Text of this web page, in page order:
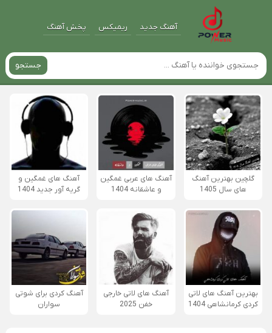
آهنگ جدید ریمیکس پخش آهنگ
جستجو
گلچین بهترین آهنگ
های سال 1405
آهنگ های عربی غمگین
و عاشقانه 1404
آهنگ های غمگین و
گریه آور جدید 1404
بهترین آهنگ های لاتی
کردی کرمانشاهی 1404
آهنگ های لاتی خارجی
خفن 2025
آهنگ کردی برای شوتی
سواران